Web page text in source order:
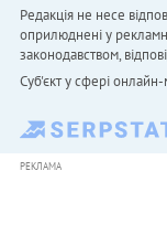
Редакція не несе
оприлюднені у
законодавством,
Cуб'єкт у сфері
РЕКЛАМА